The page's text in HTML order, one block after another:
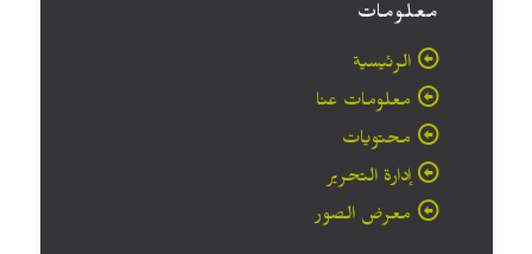
معلومات
الرئيسية
معلومات عنا
محتويات
إدارة التحرير
معرض الصور